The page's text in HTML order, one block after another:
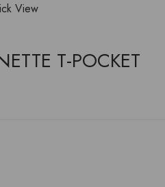
View
T-POCKET